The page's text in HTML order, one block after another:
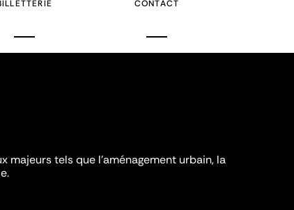
CONTACT
majeurs tels que l'aménagement urbain, la